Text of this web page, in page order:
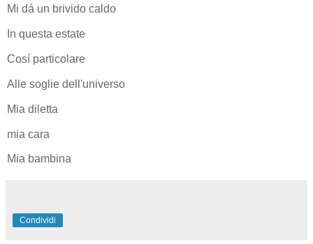
Mi dá un brivido caldo
In questa estate
Cosí particolare
Alle soglie dell'universo
Mia diletta
mia cara
Mia bambina
Condividi